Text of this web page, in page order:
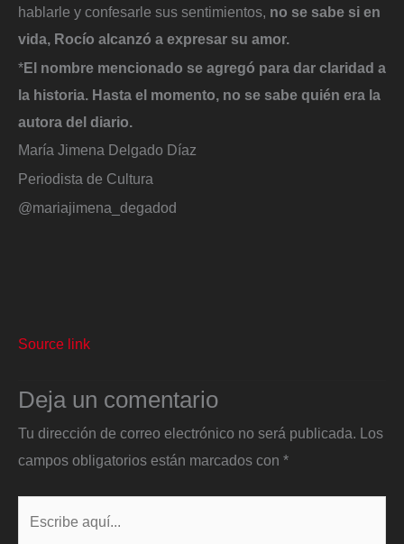
hablarle y confesarle sus sentimientos, no se sabe si en
vida, Rocío alcanzó a expresar su amor.
*El nombre mencionado se agregó para dar claridad a
la historia. Hasta el momento, no se sabe quién era la
autora del diario.
María Jimena Delgado Díaz
Periodista de Cultura
@mariajimena_degadod
Source link
Deja un comentario
Tu dirección de correo electrónico no será publicada. Los
campos obligatorios están marcados con *